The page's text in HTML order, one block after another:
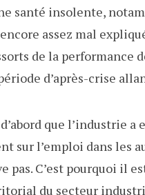
santé insolente,
assez mal
de la
d’après-crise
que l’industrie
sur l’emploi dans les
pas. C’est pourquoi
du secteur